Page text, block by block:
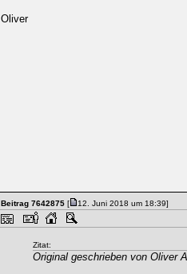
Oliver
Beitrag 7642875[ 12. Juni 2018 um 18:39]
Zitat:
Original geschrieben von Oliver